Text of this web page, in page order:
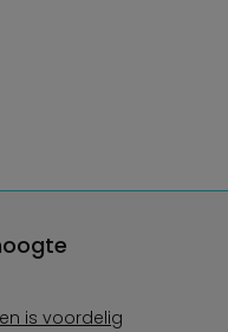
is voordelig